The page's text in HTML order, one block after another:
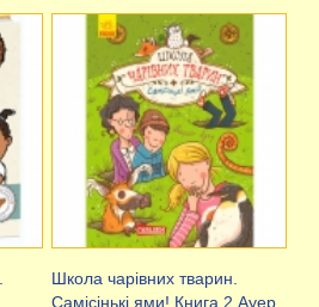
Школа чарівних тварин.
Самісінькі ями! Книга 2 Ауер